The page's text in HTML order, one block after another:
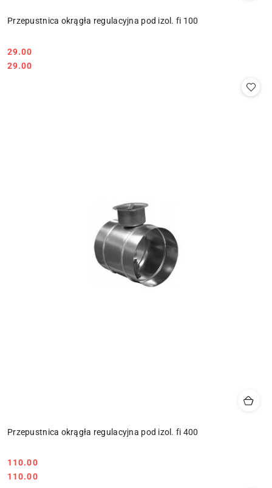
Przepustnica okrągła regulacyjna pod izol. fi 100
Cena:
29.00
Cena:
29.00
Przepustnica okrągła regulacyjna pod izol. fi 400
Cena:
110.00
Cena:
110.00